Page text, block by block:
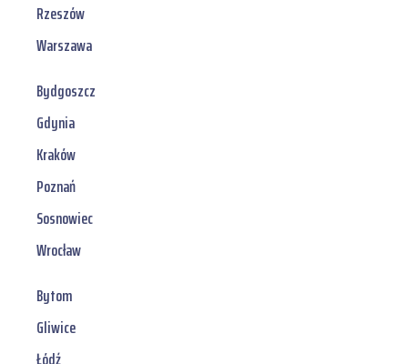
Rzeszów
Warszawa
Bydgoszcz
Gdynia
Kraków
Poznań
Sosnowiec
Wrocław
Bytom
Gliwice